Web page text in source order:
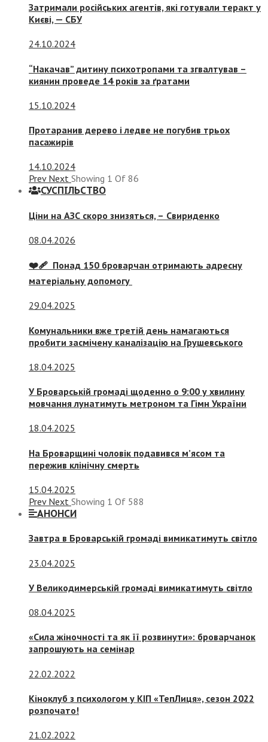
Затримали російських агентів, які готували теракт у
Києві, — СБУ
24.10.2024
“Накачав” дитину психотропами та згвалтував –
киянин проведе 14 років за ґратами
15.10.2024
Протаранив дерево і ледве не погубив трьох
пасажирів
14.10.2024
Prev Next Showing 1 Of 86
СУСПIЛЬСТВО
Ціни на АЗС скоро знизяться, – Свириденко
08.04.2026
❤️‍🩹 Понад 150 броварчан отримають адресну
матеріальну допомогу
29.04.2025
Комунальники вже третій день намагаються
пробити засмічену каналізацію на Грушевського
18.04.2025
У Броварській громаді щоденно о 9:00 у хвилину
мовчання лунатимуть метроном та Гімн України
18.04.2025
На Броварщині чоловік подавився м’ясом та
пережив клінічну смерть
15.04.2025
Prev Next Showing 1 Of 588
АНОНСИ
Завтра в Броварській громаді вимикатимуть світло
23.04.2025
У Великодимерській громаді вимикатимуть світло
08.04.2025
«Сила жіночності та як її розвинути»: броварчанок
запрошують на семінар
22.02.2022
Кіноклуб з психологом у КІП «ТепЛиця», сезон 2022
розпочато!
21.02.2022